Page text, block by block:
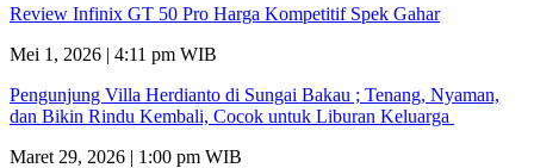
Review Infinix GT 50 Pro Harga Kompetitif Spek Gahar
Mei 1, 2026 | 4:11 pm WIB
Pengunjung Villa Herdianto di Sungai Bakau ; Tenang, Nyaman,
dan Bikin Rindu Kembali, Cocok untuk Liburan Keluarga
Maret 29, 2026 | 1:00 pm WIB